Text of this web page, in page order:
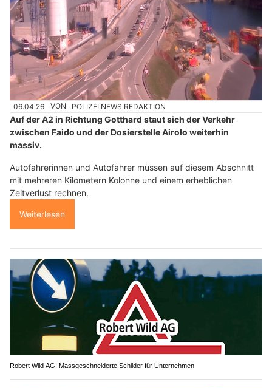
06.04.26 VON POLIZEI.NEWS REDAKTION
Auf der A2 in Richtung Gotthard staut sich der Verkehr
zwischen Faido und der Dosierstelle Airolo weiterhin
massiv.
Autofahrerinnen und Autofahrer müssen auf diesem Abschnitt
mit mehreren Kilometern Kolonne und einem erheblichen
Zeitverlust rechnen.
Weiterlesen
Robert Wild AG: Massgeschneiderte Schilder für Unternehmen